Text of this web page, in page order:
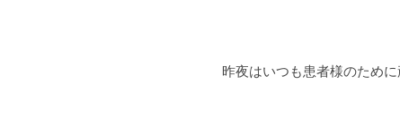
昨夜はいつも患者様のため